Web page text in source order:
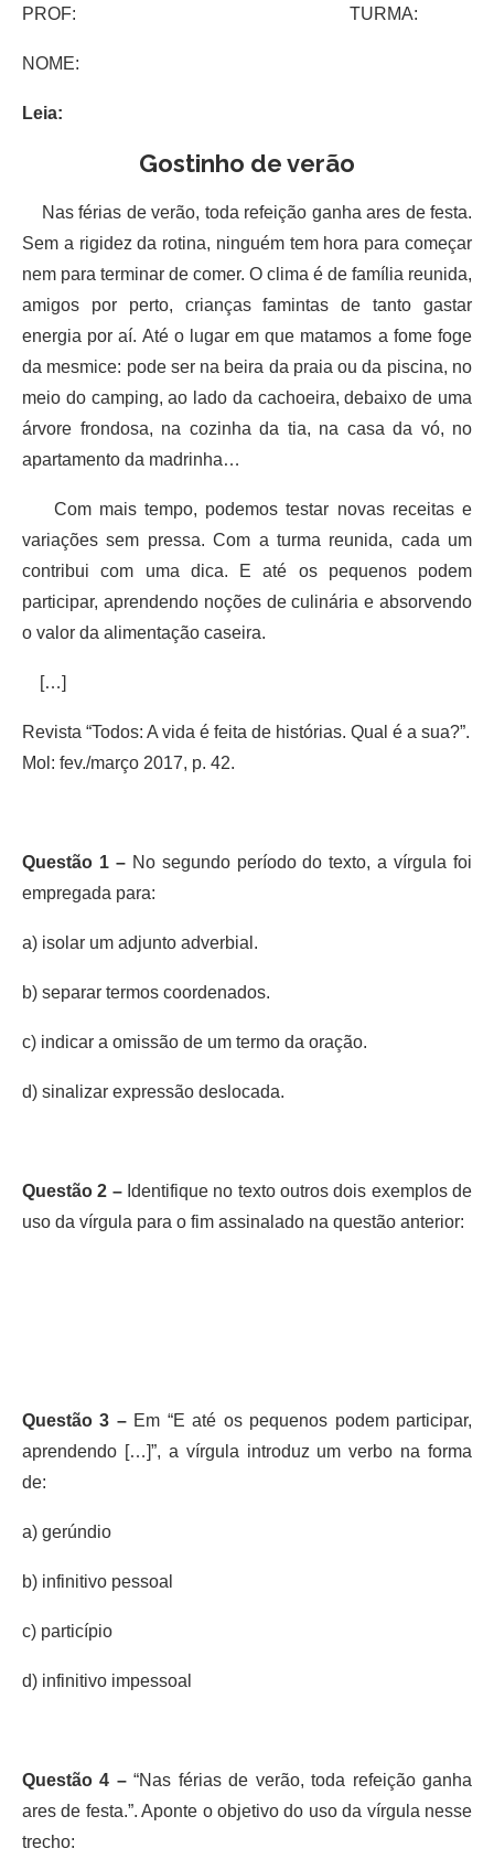
PROF: TURMA:
NOME:
Leia:
Gostinho de verão
Nas férias de verão, toda refeição ganha ares de festa.
Sem a rigidez da rotina, ninguém tem hora para começar
nem para terminar de comer. O clima é de família reunida,
amigos por perto, crianças famintas de tanto gastar
energia por aí. Até o lugar em que matamos a fome foge
da mesmice: pode ser na beira da praia ou da piscina, no
meio do camping, ao lado da cachoeira, debaixo de uma
árvore frondosa, na cozinha da tia, na casa da vó, no
apartamento da madrinha…
Com mais tempo, podemos testar novas receitas e
variações sem pressa. Com a turma reunida, cada um
contribui com uma dica. E até os pequenos podem
participar, aprendendo noções de culinária e absorvendo
o valor da alimentação caseira.
[…]
Revista “Todos: A vida é feita de histórias. Qual é a sua?”.
Mol: fev./março 2017, p. 42.
Questão 1 – No segundo período do texto, a vírgula foi
empregada para:
a) isolar um adjunto adverbial.
b) separar termos coordenados.
c) indicar a omissão de um termo da oração.
d) sinalizar expressão deslocada.
Questão 2 –Identifique no texto outros dois exemplos de
uso da vírgula para o fim assinalado na questão anterior:
Questão 3 –Em “E até os pequenos podem participar,
aprendendo […]”, a vírgula introduz um verbo na forma
de:
a) gerúndio
b) infinitivo pessoal
c) particípio
d) infinitivo impessoal
Questão 4 –“Nas férias de verão, toda refeição ganha
ares de festa.”. Aponte o objetivo do uso da vírgula nesse
trecho: